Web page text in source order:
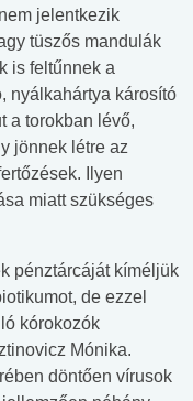
jelentkezik
tüszős mandulák
is feltűnnek a
nyálkahártya károsító
a torokban lévő,
jönnek létre az
Ilyen
miatt szükséges
pénztárcáját kíméljük
de ezzel
kórokozók
Mónika.
döntően vírusok